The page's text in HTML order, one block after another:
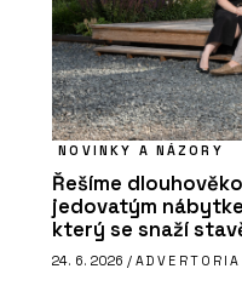
NOVINKY A NÁZORY
Řešíme
jedovatým
který se snaží
24. 6. 2026 /